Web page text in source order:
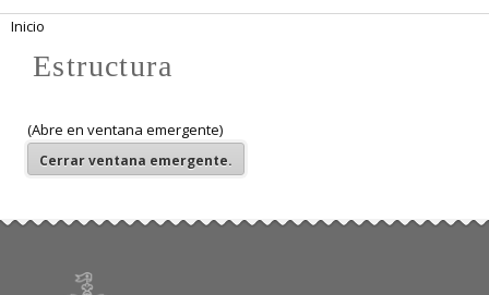
Se encuentra usted aquí
Inicio
Estructura
(Abre en ventana emergente)
Cerrarventana emergente.